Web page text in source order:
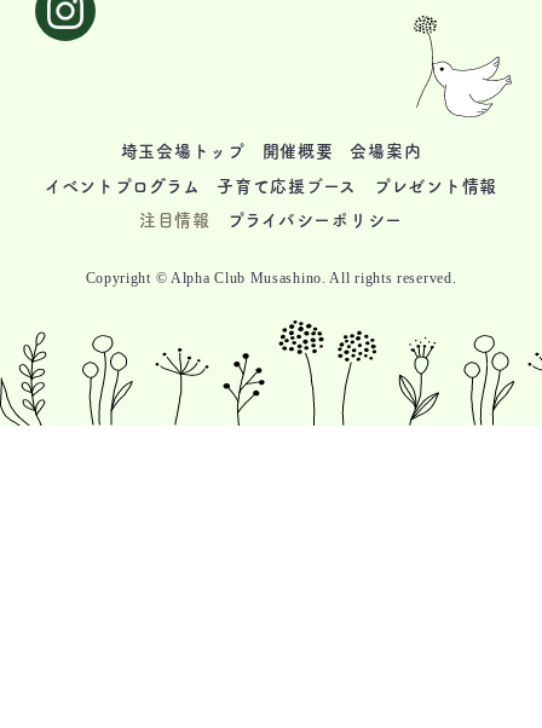
埼玉会場トップ 開催概要 会場案内
イベントプログラム 子育て応援ブース プレゼント情報
注目情報 プライバシーポリシー
Copyright © Alpha Club Musashino. All rights reserved.